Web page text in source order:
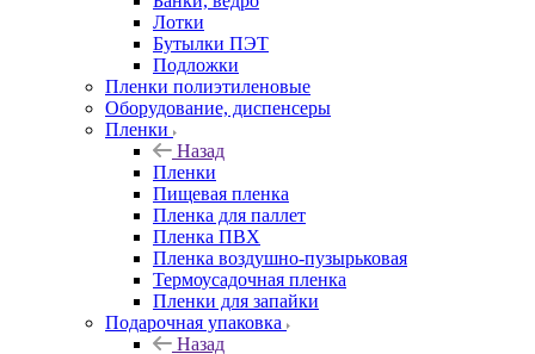
Лотки
Бутылки ПЭТ
Подложки
Пленки полиэтиленовые
Оборудование, диспенсеры
Пленки
Назад
Пленки
Пищевая пленка
Пленка для паллет
Пленка ПВХ
Пленка воздушно-пузырьковая
Термоусадочная пленка
Пленки для запайки
Подарочная упаковка
Назад